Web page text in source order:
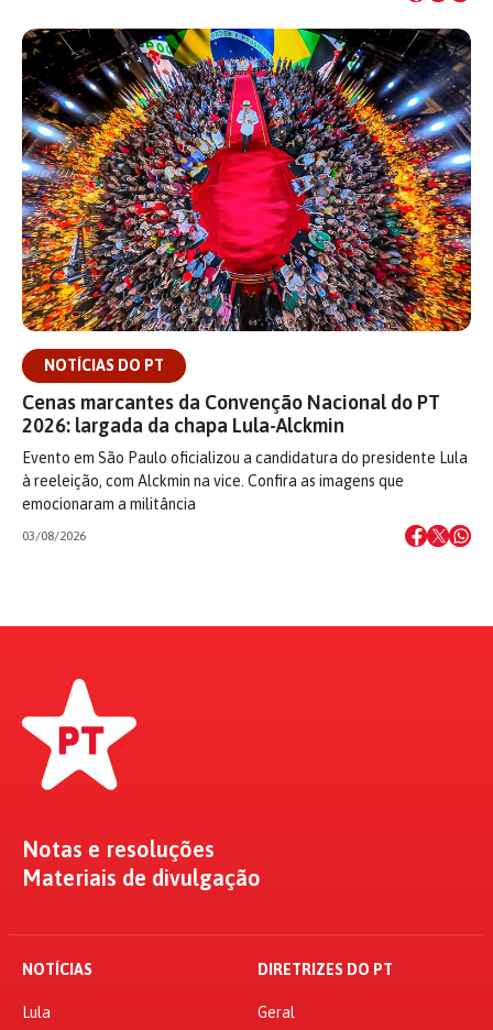
NOTÍCIAS DO PT
Cenas marcantes da Convenção Nacional do PT
2026: largada da chapa Lula-Alckmin
Evento em São Paulo oficializou a candidatura do presidente Lula
à reeleição, com Alckmin na vice. Confira as imagens que
emocionaram a militância
03/08/2026
Notas e resoluções
Materiais de divulgação
NOTÍCIAS
Lula
DIRETRIZES DO PT
Geral